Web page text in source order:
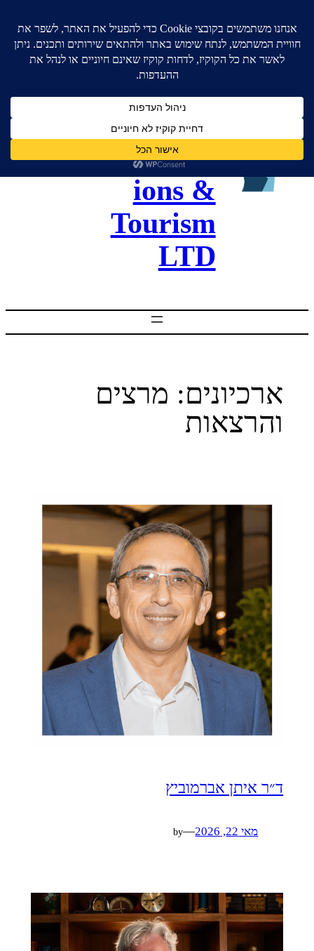
גל כנסים
ותיירות –
Gal
Convent
ions &
Tourism
LTD
ארכיונים: מרצים
והרצאות
ד״ר איתן אברמוביץ
מאי 22, 2026 —
by